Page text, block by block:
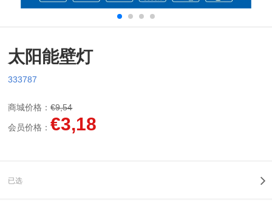
太阳能壁灯
333787
商城价格：€9,54
会员价格：€3,18
已选